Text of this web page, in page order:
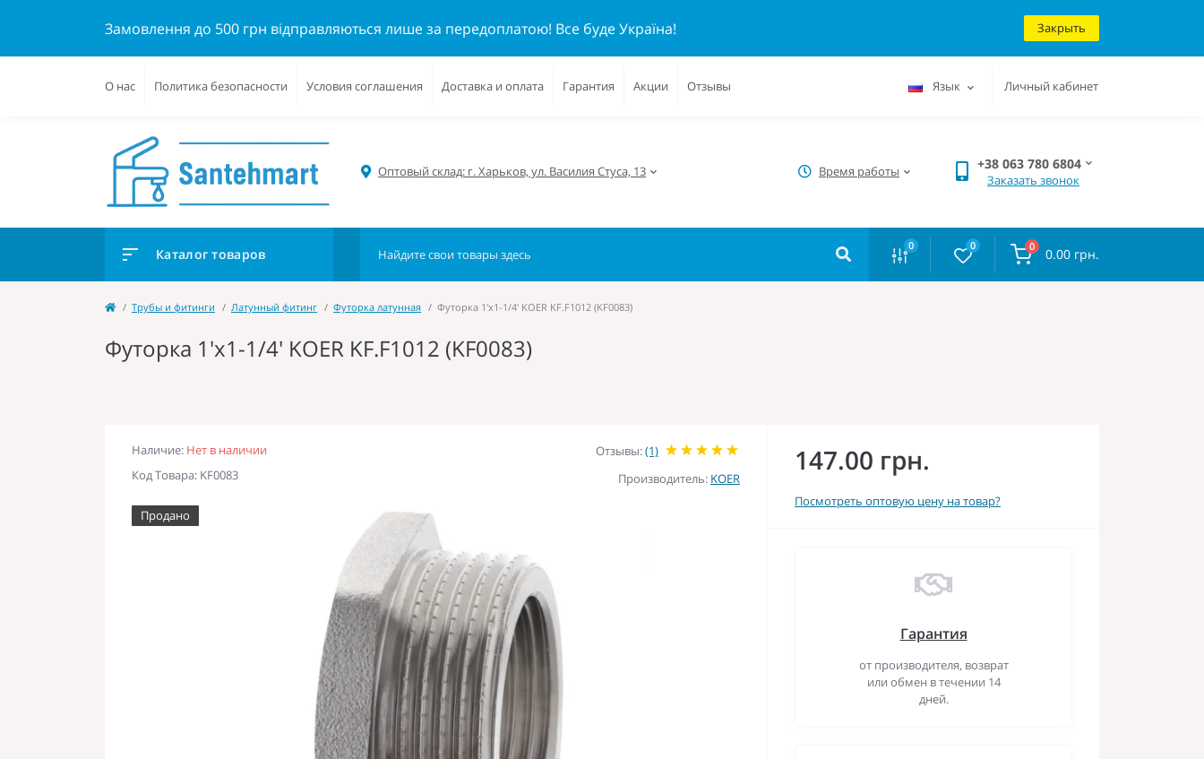
Замовлення до 500 грн відправляються лише за передоплатою! Все буде Україна! Закрыть
О нас Политика безопасности Условия соглашения Доставка и оплата Гарантия Акции Отзывы Язык Личный кабинет
Оптовый склад: г. Харьков, ул. Василия Стуса, 13 Время работы +38 063 780 6804
Заказать звонок
Каталог товаров 0 0 0 0.00 грн.
Трубы и фитинги Латунный фитинг Футорка латунная Футорка 1'х1-1/4' KOER KF.F1012 (KF0083)
Футорка 1'х1-1/4' KOER KF.F1012 (KF0083)
Наличие: Нет в наличии
Код Товара: KF0083
Отзывы:(1)
Производитель: KOER
Продано
147.00 грн.
Посмотреть оптовую цену на товар?
Гарантия
от производителя, возврат
или обмен в течении 14
дней.